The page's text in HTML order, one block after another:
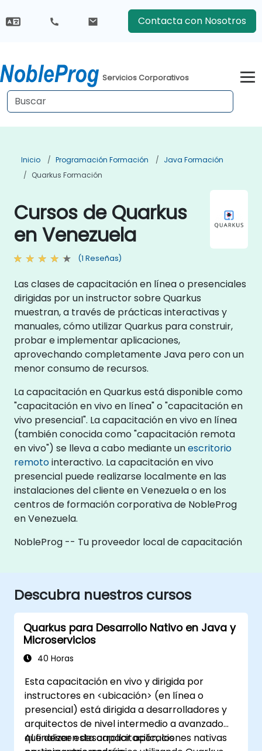
Contacta con Nosotros
Servicios Corporativos
Inicio Programación Formación
Java Formación
Quarkus Formación
Cursos de Quarkus
en Venezuela
(1 Reseñas)
Las clases de capacitación en línea o presenciales
dirigidas por un instructor sobre Quarkus
muestran, a través de prácticas interactivas y
manuales, cómo utilizar Quarkus para construir,
probar e implementar aplicaciones,
aprovechando completamente Java pero con un
menor consumo de recursos.
La capacitación en Quarkus está disponible como
"capacitación en vivo en línea" o "capacitación en
vivo presencial". La capacitación en vivo en línea
(también conocida como "capacitación remota
en vivo") se lleva a cabo mediante unescritorio
remotointeractivo. La capacitación en vivo
presencial puede realizarse localmente en las
instalaciones del cliente en Venezuela o en los
centros de formación corporativa de NobleProg
en Venezuela.
NobleProg -- Tu proveedor local de capacitación
Descubra nuestros cursos
Quarkus para Desarrollo Nativo en Java y
Microservicios
40 Horas
Esta capacitación en vivo y dirigida por
instructores en <ubicación> (en línea o
presencial) está dirigida a desarrolladores y
arquitectos de nivel intermedio a avanzado
que deseen desarrollar aplicaciones nativas
Al finalizar esta capacitación, los